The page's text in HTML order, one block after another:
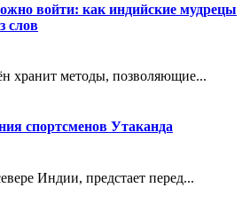
войти: как индийские мудрецы
слов
хранит методы, позволяющие...
спортсменов Утаканда
Индии, предстает перед...